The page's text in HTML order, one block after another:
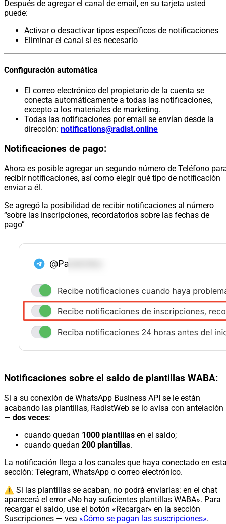
Después de agregar el canal de email, en su tarjeta usted
puede:
Activar o desactivar tipos específicos de notificaciones
Eliminar el canal si es necesario
Configuración automática
El correo electrónico del propietario de la cuenta se
conecta automáticamente a todas las notificaciones,
excepto a los materiales de marketing.
Todas las notificaciones por email se envían desde la
dirección: notifications@radist.online
Notificaciones de pago:
Ahora es posible agregar un segundo número de Teléfono
recibir notificaciones, así como elegir qué tipo de notificación
enviar a él.
Se agregó la posibilidad de recibir notificaciones al número
“sobre las inscripciones, recordatorios sobre las fechas de
pago”
Notificaciones sobre el saldo de plantillas WABA:
Si a su conexión de WhatsApp Business API se le están
acabando las plantillas, RadistWeb se lo avisa con antelación
— dos veces:
cuando quedan 1000 plantillas en el saldo;
cuando quedan 200 plantillas.
La notificación llega a los canales que haya conectado en
sección: Telegram, WhatsApp o correo electrónico.
⚠️ Si las plantillas se acaban, no podrá enviarlas: en el chat
aparecerá el error «No hay suficientes plantillas WABA». Para
recargar el saldo, use el botón «Recargar» en la sección
Suscripciones — vea «Cómo se pagan las suscripciones».